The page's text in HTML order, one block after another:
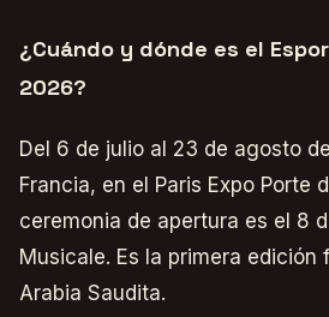
¿Cuándo y dónde es el
2026?
Del 6 de julio al 23 de agosto
Francia, en el Paris Expo Porte
ceremonia de apertura es el 8
Musicale. Es la primera edición
Arabia Saudita.